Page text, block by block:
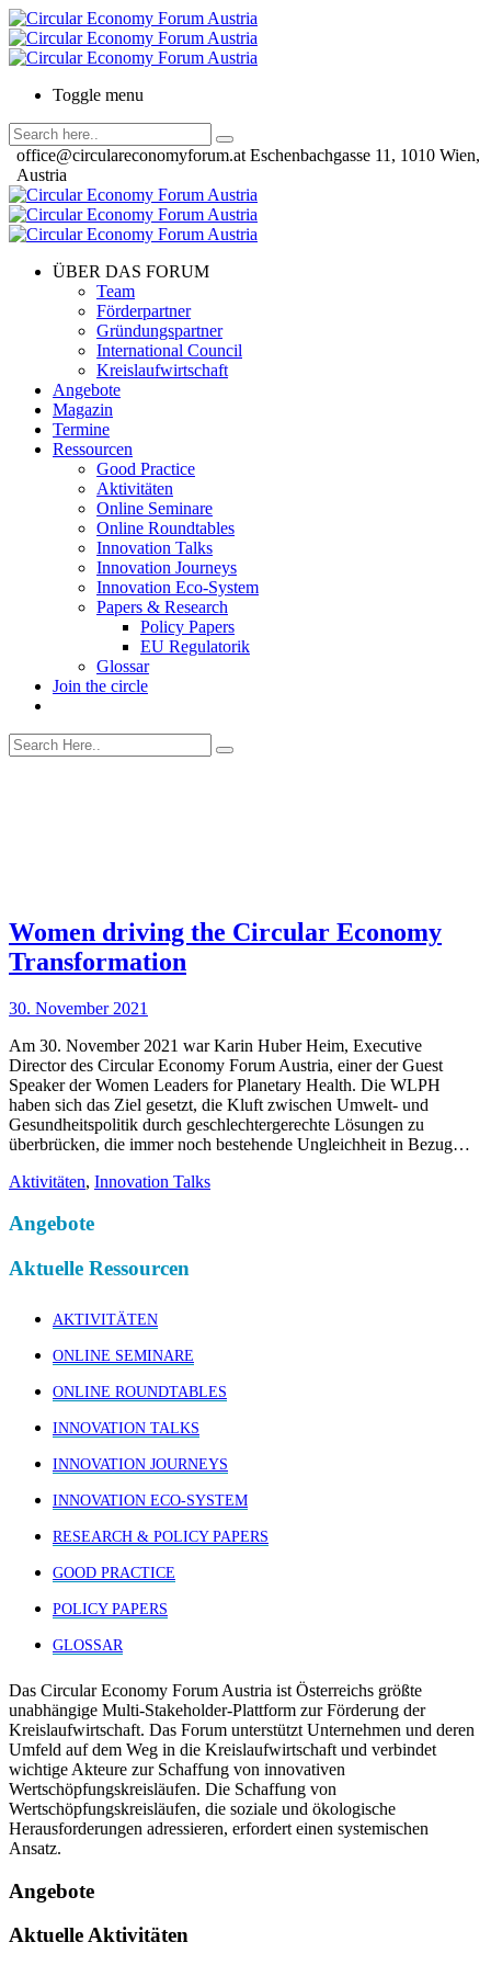
Toggle menu
office@circulareconomyforum.at Eschenbachgasse 11, 1010 Wien,
Austria
ÜBER DAS FORUM
Team
Förderpartner
Gründungspartner
International Council
Kreislaufwirtschaft
Angebote
Magazin
Termine
Ressourcen
Good Practice
Aktivitäten
Online Seminare
Online Roundtables
Innovation Talks
Innovation Journeys
Innovation Eco-System
Papers & Research
Policy Papers
EU Regulatorik
Glossar
Join the circle
Women driving the Circular Economy
Transformation
30. November 2021
Am 30. November 2021 war Karin Huber Heim, Executive
Director des Circular Economy Forum Austria, einer der Guest
Speaker der Women Leaders for Planetary Health. Die WLPH
haben sich das Ziel gesetzt, die Kluft zwischen Umwelt- und
Gesundheitspolitik durch geschlechtergerechte Lösungen zu
überbrücken, die immer noch bestehende Ungleichheit in Bezug…
Aktivitäten, Innovation Talks
Angebote
Aktuelle Ressourcen
AKTIVITÄTEN
ONLINE SEMINARE
ONLINE ROUNDTABLES
INNOVATION TALKS
INNOVATION JOURNEYS
INNOVATION ECO-SYSTEM
RESEARCH & POLICY PAPERS
GOOD PRACTICE
POLICY PAPERS
GLOSSAR
Das Circular Economy Forum Austria ist Österreichs größte
unabhängige Multi-Stakeholder-Plattform zur Förderung der
Kreislaufwirtschaft. Das Forum unterstützt Unternehmen und deren
Umfeld auf dem Weg in die Kreislaufwirtschaft und verbindet
wichtige Akteure zur Schaffung von innovativen
Wertschöpfungskreisläufen. Die Schaffung von
Wertschöpfungskreisläufen, die soziale und ökologische
Herausforderungen adressieren, erfordert einen systemischen
Ansatz.
Angebote
Aktuelle Aktivitäten